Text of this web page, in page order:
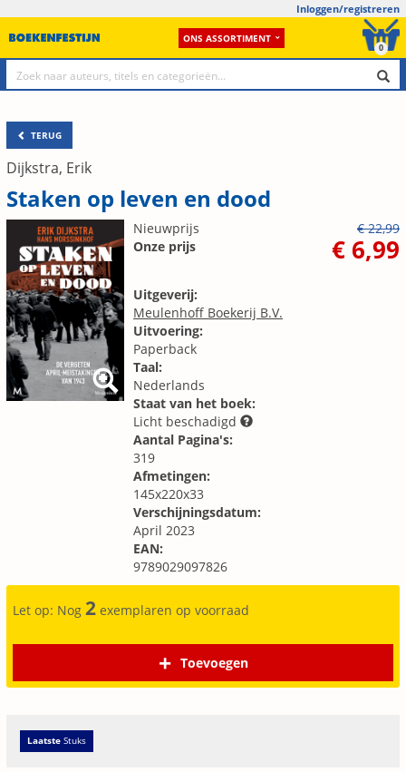
Inloggen/registreren
ONS ASSORTIMENT
0
TERUG
Dijkstra, Erik
Staken op leven en dood
Nieuwprijs
€ 22,99
Onze prijs
€ 6,99
Uitgeverij:
Meulenhoff Boekerij B.V.
Uitvoering:
Paperback
Taal:
Nederlands
Staat van het boek:
Licht beschadigd
Aantal Pagina's:
319
Afmetingen:
145x220x33
Verschijningsdatum:
April 2023
EAN:
9789029097826
Let op: Nog 2 exemplaren op voorraad
Toevoegen
Laatste Stuks